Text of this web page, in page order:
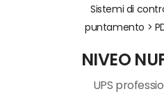
Sistemi di
puntamento >
NIVEO
UPS